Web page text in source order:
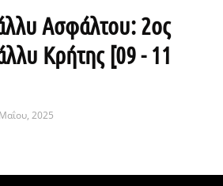
Ασφάλτου: 2ος
Κρήτης [09 - 11
2025